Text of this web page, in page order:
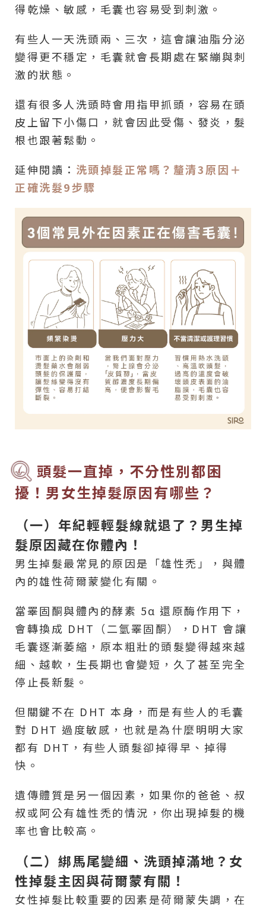
得乾燥、敏感，毛囊也容易受到刺激。
有些人一天洗頭兩、三次，這會讓油脂分泌
變得更不穩定，毛囊就會長期處在緊繃與刺
激的狀態。
還有很多人洗頭時會用指甲抓頭，容易在頭
皮上留下小傷口，就會因此受傷、發炎，髮
根也跟著鬆動。
延伸閱讀： 洗頭掉髮正常嗎？釐清3原因＋
正確洗髮9步驟
頭髮一直掉，不分性別都困
擾！男女生掉髮原因有哪些？
（一）年紀輕輕髮線就退了？男生掉
髮原因藏在你體內！
男生掉髮最常見的原因是「雄性禿」，與體
內的雄性荷爾蒙變化有關。
當睪固酮與體內的酵素 5α 還原酶作用下，
會轉換成 DHT（二氫睪固酮），DHT 會讓
毛囊逐漸萎縮，原本粗壯的頭髮變得越來越
細、越軟，生長期也會變短，久了甚至完全
停止長新髮。
但關鍵不在 DHT 本身，而是有些人的毛囊
對 DHT 過度敏感，也就是為什麼明明大家
都有 DHT，有些人頭髮卻掉得早、掉得
快。
遺傳體質是另一個因素，如果你的爸爸、叔
叔或阿公有雄性禿的情況，你出現掉髮的機
率也會比較高。
（二）綁馬尾變細、洗頭掉滿地？女
性掉髮主因與荷爾蒙有關！
女性掉髮比較重要的因素是荷爾蒙失調，在